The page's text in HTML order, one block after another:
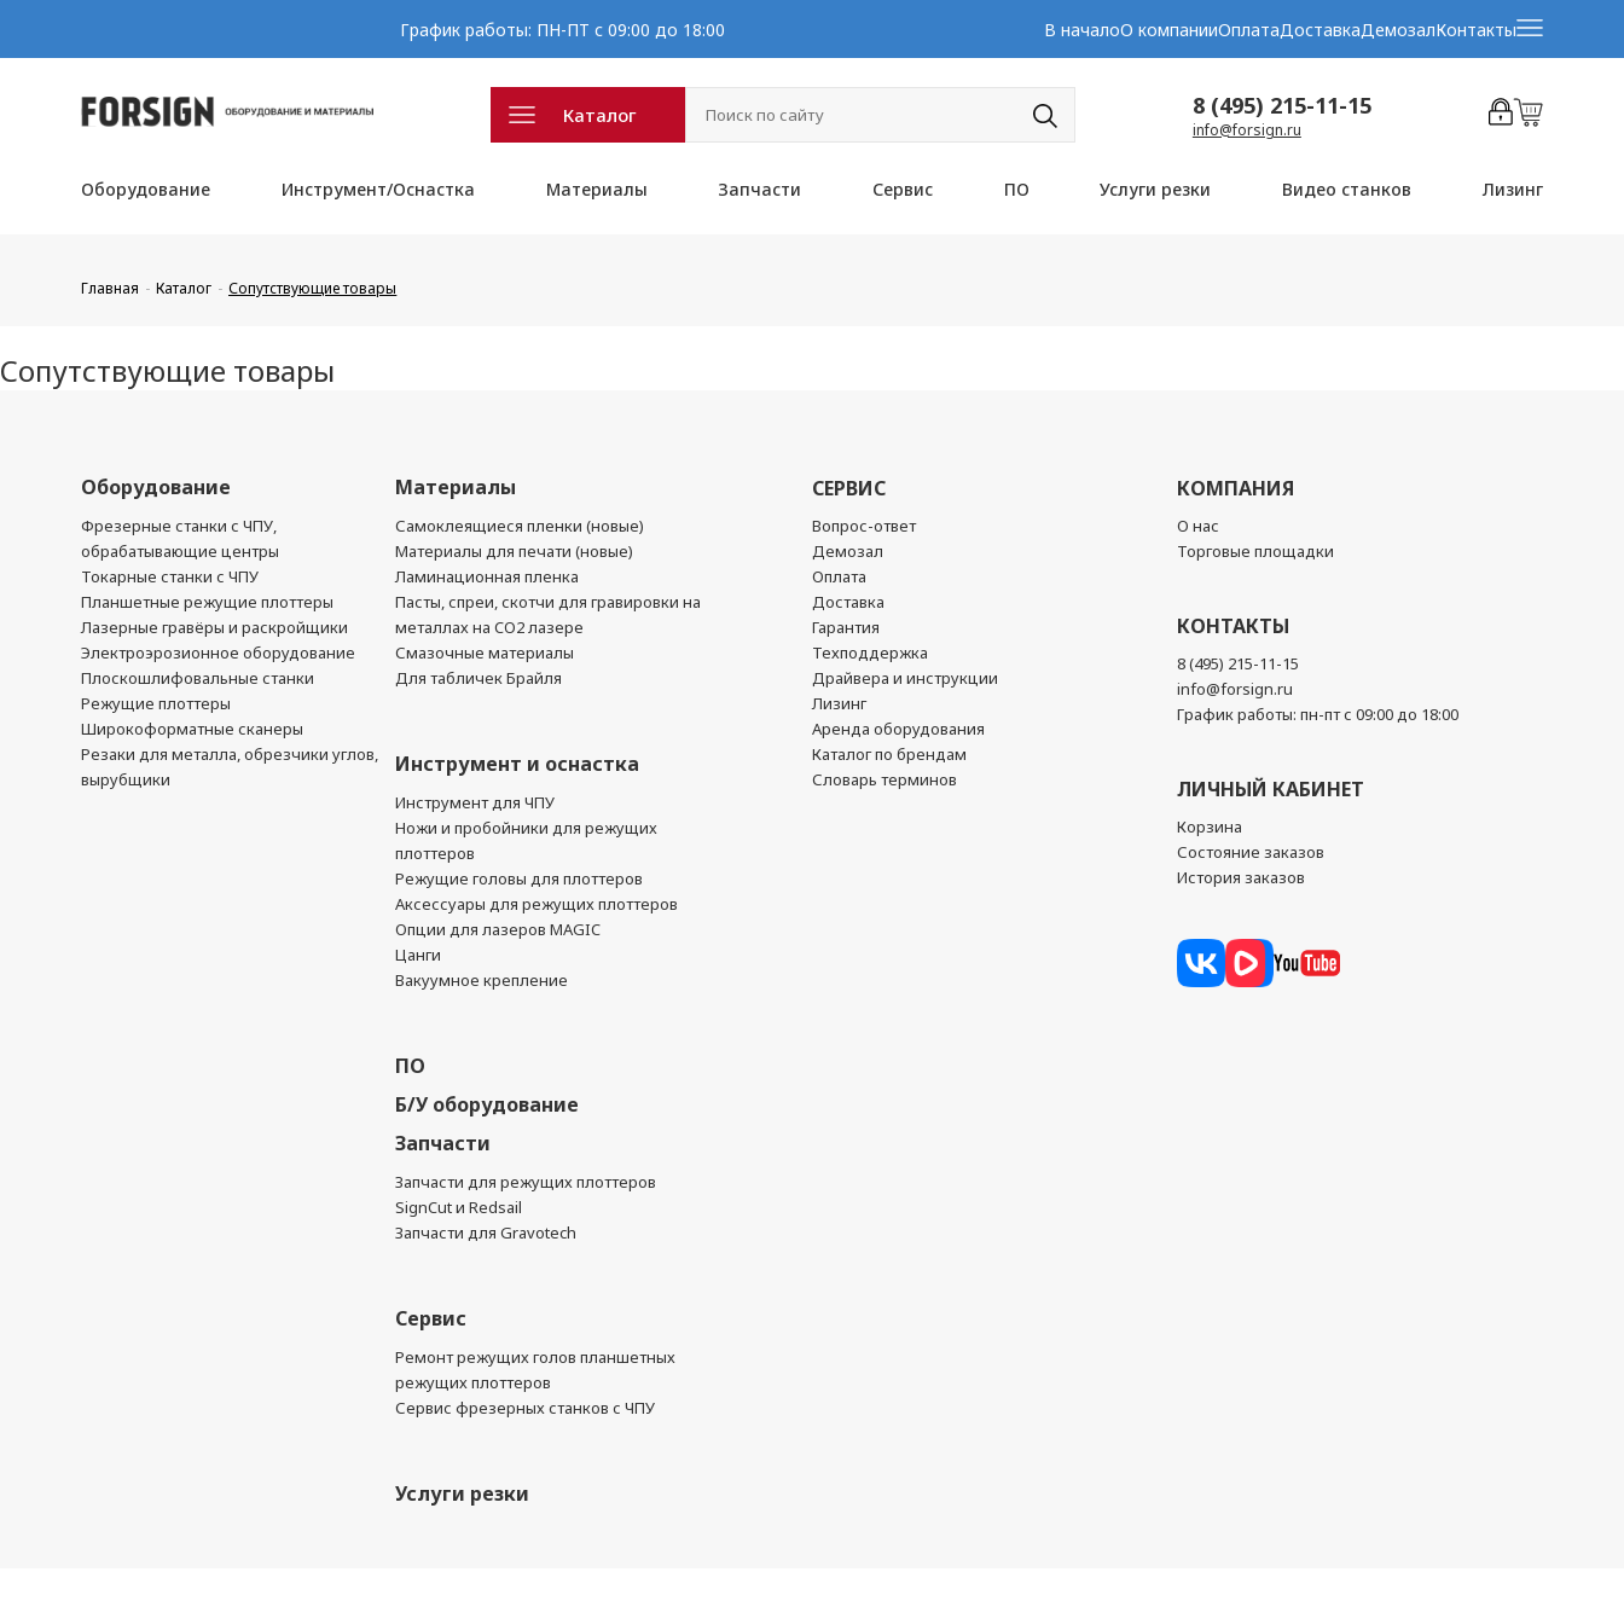
График работы: ПН-ПТ с 09:00 до 18:00 В началоО компанииОплатаДоставкаДемозалКонтакты
Каталог 8 (495) 215-11-15
info@forsign.ru
Оборудование Инструмент/Оснастка Материалы Запчасти Сервис ПО Услуги резки Видео станков Лизинг
Главная Каталог Сопутствующие товары
Сопутствующие товары
Оборудование
Фрезерные станки с ЧПУ,
обрабатывающие центры
Токарные станки с ЧПУ
Планшетные режущие плоттеры
Лазерные гравёры и раскройщики
Электроэрозионное оборудование
Плоскошлифовальные станки
Режущие плоттеры
Широкоформатные сканеры
Резаки для металла, обрезчики углов,
вырубщики
Материалы
Самоклеящиеся пленки (новые)
Материалы для печати (новые)
Ламинационная пленка
Пасты, спреи, скотчи для гравировки на
металлах на CO2 лазере
Смазочные материалы
Для табличек Брайля
Инструмент и оснастка
Инструмент для ЧПУ
Ножи и пробойники для режущих
плоттеров
Режущие головы для плоттеров
Аксессуары для режущих плоттеров
Опции для лазеров MAGIC
Цанги
Вакуумное крепление
ПО
Б/У оборудование
Запчасти
Запчасти для режущих плоттеров
SignCut и Redsail
Запчасти для Gravotech
Сервис
Ремонт режущих голов планшетных
режущих плоттеров
Сервис фрезерных станков с ЧПУ
Услуги резки
СЕРВИС
Вопрос-ответ
Демозал
Оплата
Доставка
Гарантия
Техподдержка
Драйвера и инструкции
Лизинг
Аренда оборудования
Каталог по брендам
Словарь терминов
КОМПАНИЯ
О нас
Торговые площадки
КОНТАКТЫ
8 (495) 215-11-15
info@forsign.ru
График работы: пн-пт с 09:00 до 18:00
ЛИЧНЫЙ КАБИНЕТ
Корзина
Состояние заказов
История заказов